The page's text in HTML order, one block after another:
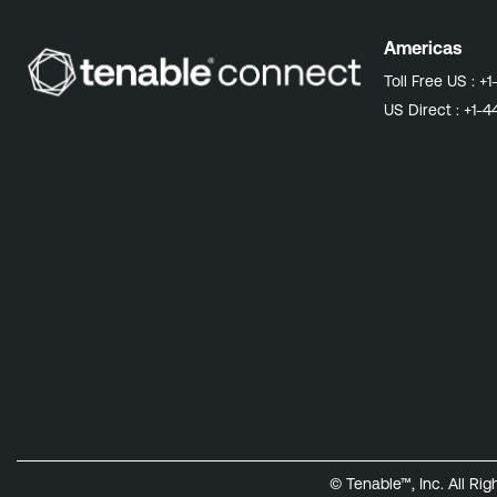
Americas
Toll Free US :
US Direct : +1-
© Tenable™, Inc. All